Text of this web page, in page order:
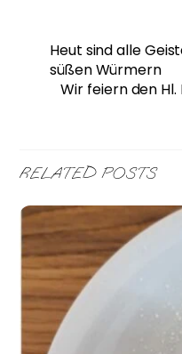
Heut sind alle
süßen Würmern
Wir feiern den
RELATED POSTS